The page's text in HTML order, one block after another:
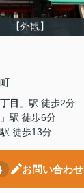
【外観】
目 」駅 徒歩2分
」駅 徒歩6分
駅 徒歩13分
お問い合わせ